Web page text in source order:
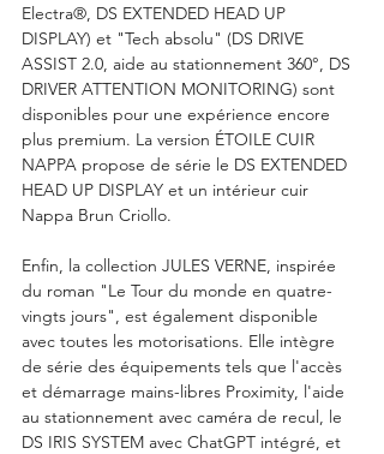
Electra®, DS EXTENDED HEAD UP
DISPLAY) et "Tech absolu" (DS DRIVE
ASSIST 2.0, aide au stationnement 360°, DS
DRIVER ATTENTION MONITORING) sont
disponibles pour une expérience encore
plus premium. La version ÉTOILE CUIR
NAPPA propose de série le DS EXTENDED
HEAD UP DISPLAY et un intérieur cuir
Nappa Brun Criollo.
Enfin, la collection JULES VERNE, inspirée
du roman "Le Tour du monde en quatre-
vingts jours", est également disponible
avec toutes les motorisations. Elle intègre
de série des équipements tels que l'accès
et démarrage mains-libres Proximity, l'aide
au stationnement avec caméra de recul, le
DS IRIS SYSTEM avec ChatGPT intégré, et